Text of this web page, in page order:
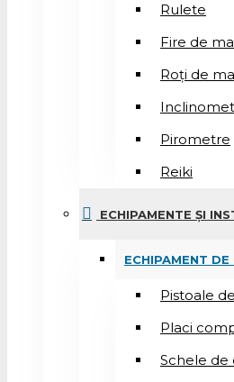
Rulete
Fire de
Roți de
Pirometre
Reiki
ECHIPAMENTE ȘI
ECHIPAMENT
Pistoale
Placi
Schele de